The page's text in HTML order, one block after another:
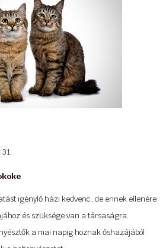
kedvéért. Végül adódott egy esély, a macska
ekkor le is csapott egy utas. Megragadta
ellenére meg lett mentve.
igénylő házi kedvenc, de ennek ellenére
és szüksége van a társaságra.
a mai napig hoznak őshazájából